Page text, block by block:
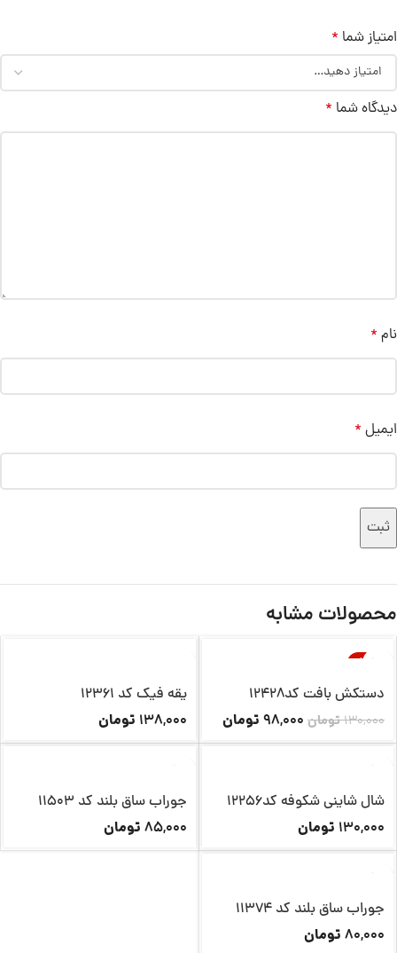
امتیاز شما *
دیدگاه شما *
نام *
ایمیل *
محصولات مشابه
-25%
ناموجود
دستکش بافت کد12428
130,000تومان 98,000 تومان
یقه فیک کد 12361
138,000 تومان
ناموجود
شال شاینی شکوفه کد12256
130,000 تومان
ناموجود
جوراب ساق بلند کد 11503
85,000 تومان
ناموجود
جوراب ساق بلند کد 11374
80,000 تومان